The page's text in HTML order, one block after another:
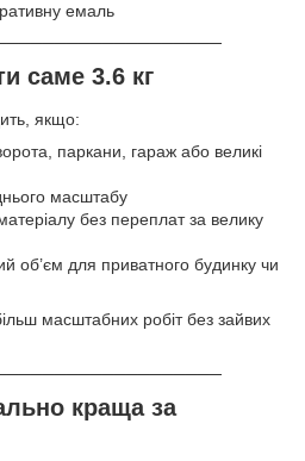
емаль
саме 3.6 кг
якщо:
паркани, гараж або великі
масштабу
без переплат за велику
об’єм для приватного будинку чи
масштабних робіт без зайвих
краща за